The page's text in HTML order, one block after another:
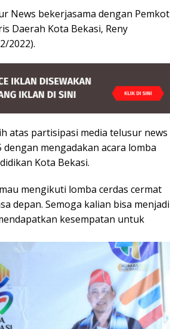
News bekerjasama dengan Pemkot
Daerah Kota Bekasi, Reny
2022).
atas partisipasi media telusur news
mengadakan acara lomba
Kota Bekasi.
mengikuti lomba cerdas cermat
depan. Semoga kalian bisa menjadi
kesempatan untuk